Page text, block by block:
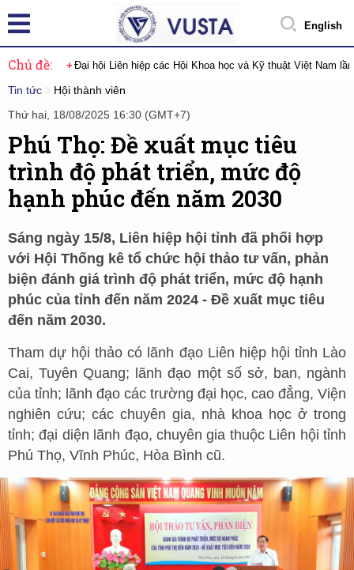
English
Chủ đề: Đại hội Liên hiệp các Hội Khoa học và Kỹ thuật Việt Nam
Tin tức
Hội thành viên
Thứ hai, 18/08/2025 16:30 (GMT+7)
Phú Thọ: Đề xuất mục tiêu
trình độ phát triển, mức độ
hạnh phúc đến năm 2030
Sáng ngày 15/8, Liên hiệp hội tỉnh đã phối hợp
với Hội Thống kê tổ chức hội thảo tư vấn, phản
biện đánh giá trình độ phát triển, mức độ hạnh
phúc của tỉnh đến năm 2024 - Đề xuất mục tiêu
đến năm 2030.
Tham dự hội thảo có lãnh đạo Liên hiệp hội tỉnh Lào
Cai, Tuyên Quang; lãnh đạo một số sở, ban, ngành
của tỉnh; lãnh đạo các trường đại học, cao đẳng, Viện
nghiên cứu; các chuyên gia, nhà khoa học ở trong
tỉnh; đại diện lãnh đạo, chuyên gia thuộc Liên hội tỉnh
Phú Thọ, Vĩnh Phúc, Hòa Bình cũ.